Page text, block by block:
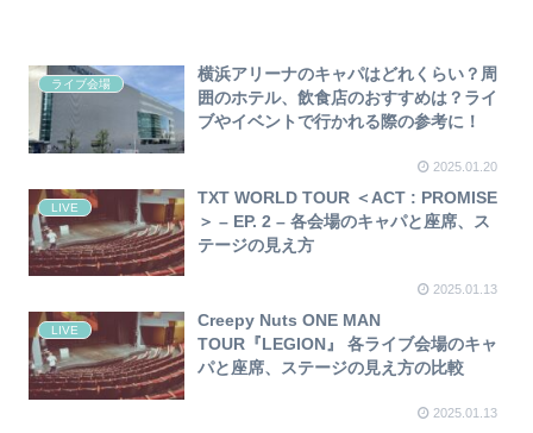
ライブ会場
横浜アリーナのキャパはどれくらい？周
囲のホテル、飲食店のおすすめは？ライ
ブやイベントで行かれる際の参考に！
2025.01.20
LIVE
TXT WORLD TOUR ＜ACT : PROMISE
＞ – EP. 2 – 各会場のキャパと座席、ス
テージの見え方
2025.01.13
LIVE
Creepy Nuts ONE MAN
TOUR『LEGION』 各ライブ会場のキャ
パと座席、ステージの見え方の比較
2025.01.13